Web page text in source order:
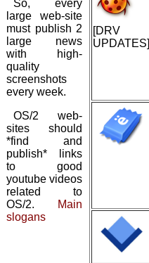
So, every
large web-site
must publish 2
large news
with high-
quality
screenshots
every week.
OS/2 web-
sites should
*find and
publish* links
to good
youtube videos
related to
OS/2.
Main
slogans
[DRV
UPDATES]